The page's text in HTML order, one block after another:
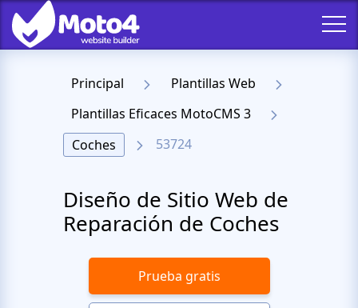
Principal
Plantillas Web
Plantillas Eficaces MotoCMS 3
Coches
53724
Diseño de Sitio Web de
Reparación de Coches
Prueba gratis